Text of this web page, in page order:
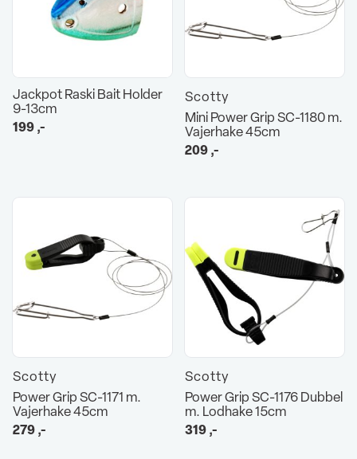
Jackpot Raski Bait Holder
9-13cm
199,-
Scotty
Mini Power Grip SC-1180 m.
Vajerhake 45cm
209,-
Scotty
Power Grip SC-1171 m.
Vajerhake 45cm
279,-
Scotty
Power Grip SC-1176 Dubbel
m. Lodhake 15cm
319,-